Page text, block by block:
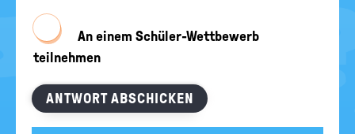
An einem Schüler-Wettbewerb
teilnehmen
ANTWORT ABSCHICKEN